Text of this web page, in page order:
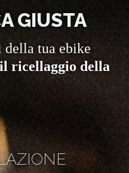
GIUSTA
tua ebike
ricellaggio della